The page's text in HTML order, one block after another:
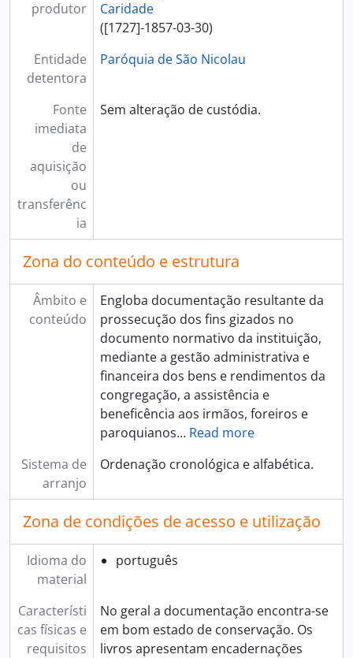
produtor
Caridade
([1727]-1857-03-30)
Entidade
detentora
Paróquia de São Nicolau
Fonte
imediata
de
aquisição
ou
transferênc
ia
Sem alteração de custódia.
Zona do conteúdo e estrutura
Âmbito e
conteúdo
Engloba documentação resultante da
prossecução dos fins gizados no
documento normativo da instituição,
mediante a gestão administrativa e
financeira dos bens e rendimentos da
congregação, a assistência e
beneficência aos irmãos, foreiros e
paroquianos… Read more
Sistema de
arranjo
Ordenação cronológica e alfabética.
Zona de condições de acesso e utilização
Idioma do
material
português
Característi
cas físicas e
requisitos
No geral a documentação encontra-se
em bom estado de conservação. Os
livros apresentam encadernações